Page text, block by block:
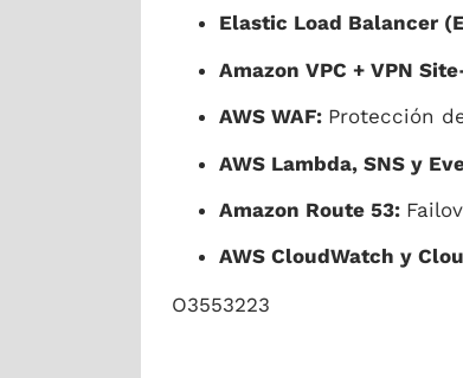
Elastic Load Balancer
Amazon VPC + VPN
AWS WAF: Protección
AWS Lambda, SNS y
Amazon Route 53:
AWS CloudWatch y
O3553223